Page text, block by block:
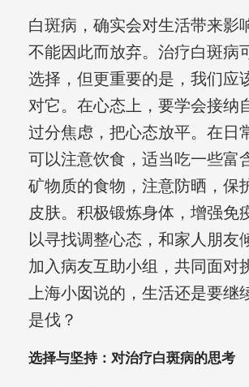
白斑病，确实会对生活带来影
不能因此而放弃。治疗白斑病
选择，但更重要的是，我们应
对它。在心态上，要学会接纳
过分焦虑，把心态放平。在日
可以注意饮食，适当吃一些富
矿物质的食物，注意防晒，保
皮肤。积极锻炼身体，增强免
以寻找调整心态，和家人朋友
加入病友互助小组，共同面对
上海小囡说的，生活还是要继
是伐？
选择与坚持：对治疗白斑病的思考